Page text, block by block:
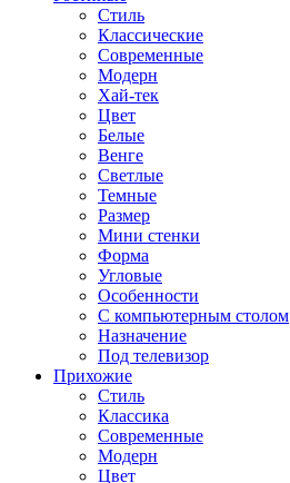
Стиль
Классические
Современные
Модерн
Хай-тек
Цвет
Белые
Венге
Светлые
Темные
Размер
Мини стенки
Форма
Угловые
Особенности
С компьютерным столом
Назначение
Под телевизор
Прихожие
Стиль
Классика
Современные
Модерн
Цвет